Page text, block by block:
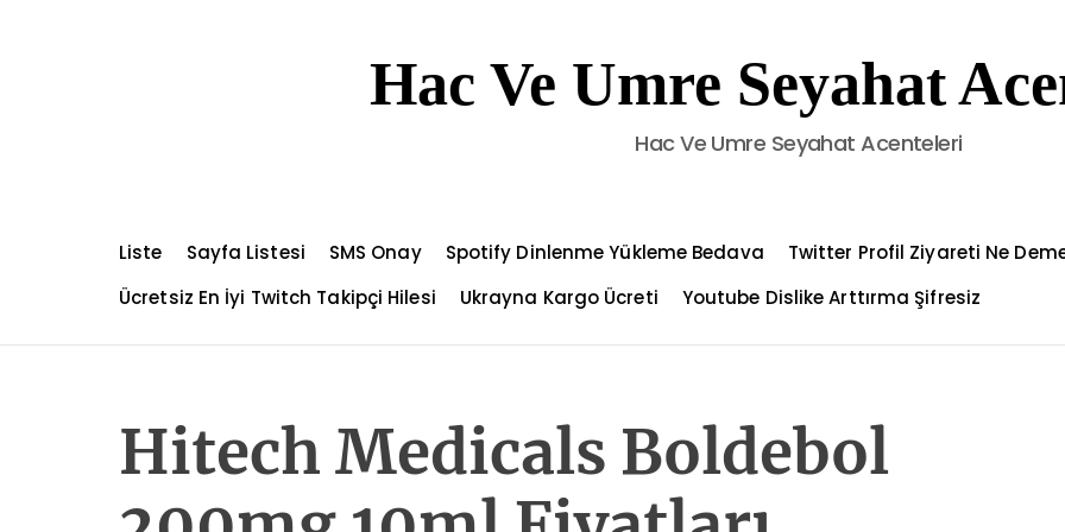
t
Hac Ve Umre Seyahat
Hac Ve Umre Seyahat Acenteleri
Liste Sayfa Listesi SMS Onay Spotify Dinlenme Yükleme Bedava
Twitter Profil Ziyareti Ne
Ücretsiz En İyi Twitch Takipçi Hilesi
Ukrayna Kargo Ücreti Youtube Dislike Arttırma Şifresiz
Hitech Medicals Boldebol